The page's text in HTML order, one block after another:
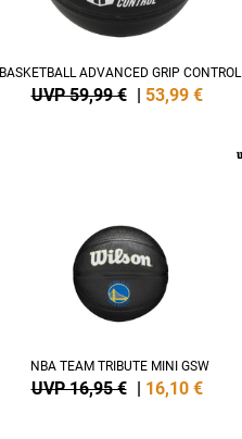
BASKETBALL ADVANCED GRIP CONTROL
UVP 59,99 € | 53,99 €
NBA TEAM TRIBUTE MINI GSW
UVP 16,95 € | 16,10 €